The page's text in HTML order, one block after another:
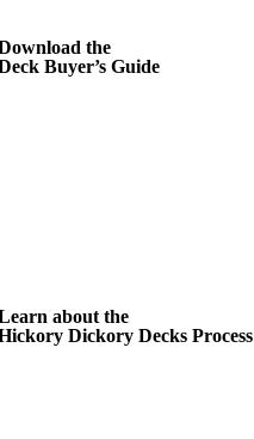
the
Buyer’s Guide
about the
Dickory Decks Process